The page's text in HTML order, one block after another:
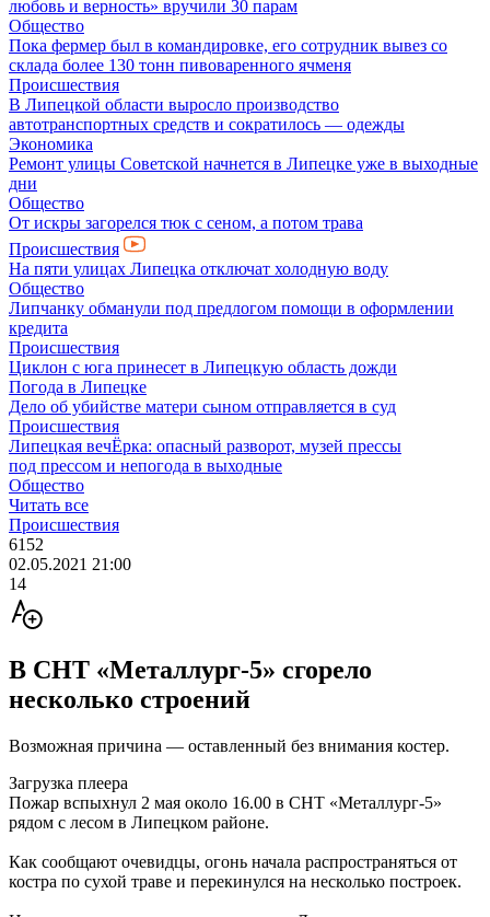
любовь и верность» вручили 30 парам
Общество
Пока фермер был в командировке, его сотрудник вывез со
склада более 130 тонн пивоваренного ячменя
Происшествия
В Липецкой области выросло производство
автотранспортных средств и сократилось — одежды
Экономика
Ремонт улицы Советской начнется в Липецке уже в выходные
дни
Общество
От искры загорелся тюк с сеном, а потом трава
Происшествия
На пяти улицах Липецка отключат холодную воду
Общество
Липчанку обманули под предлогом помощи в оформлении
кредита
Происшествия
Циклон с юга принесет в Липецкую область дожди
Погода в Липецке
Дело об убийстве матери сыном отправляется в суд
Происшествия
Липецкая вечЁрка: опасный разворот, музей прессы
под прессом и непогода в выходные
Общество
Читать все
Происшествия
6152
02.05.2021 21:00
14
В СНТ «Металлург-5» сгорело
несколько строений
Возможная причина — оставленный без внимания костер.
Загрузка плеера
Пожар вспыхнул 2 мая около 16.00 в СНТ «Металлург-5»
рядом с лесом в Липецком районе.
Как сообщают очевидцы, огонь начала распространяться от
костра по сухой траве и перекинулся на несколько построек.